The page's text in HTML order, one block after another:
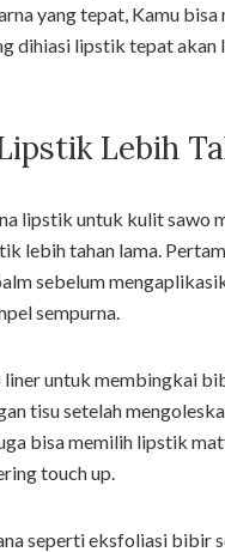
yang tepat, Kamu
dihiasi lipstik tepat
Lebih
lipstik untuk kulit sawo
lebih tahan lama.
sebelum
sempurna.
liner untuk membingkai
tisu setelah
bisa memilih lipstik
touch up.
seperti eksfoliasi bibir